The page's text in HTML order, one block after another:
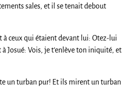
sales, et il se tenait debout
à ceux qui étaient devant lui: Otez-lui
Josué: Vois, je t’enlève ton iniquité, et
un turban pur! Et ils mirent un turban